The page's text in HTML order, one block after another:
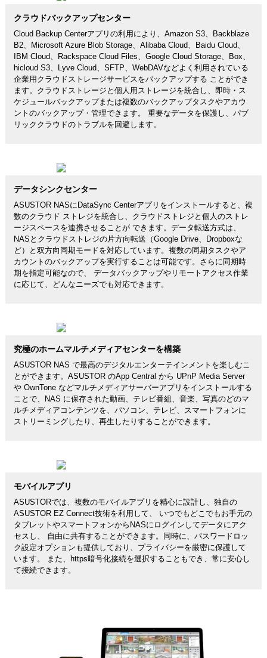
クラウドバックアップセンター
Cloud Backup Centerアプリの利用により、Amazon S3、Backblaze
B2、Microsoft Azure Blob Storage、Alibaba Cloud、Baidu Cloud、
IBM Cloud、Rackspace Cloud Files、Google Cloud Storage、Box、
hicloud S3、Lyve Cloud、SFTP、WebDAVなどよく利用されている
企業用クラウドストレージサービスをバックアップする ことができ
ます。クラウドストレージと個人用ストレージを統合し、即時・ス
ケジュールバックアップまたは複数のバックアップタスクやアカウ
ントのバックアップ・管理できます。 重要なデータを保護し、パブ
リッククラウドのトラブルを回避します。
データシンクセンター
ASUSTOR NASにDataSync Centerアプリをインストールすると、複
数のクラウド ストレジを統合し、クラウドストレジと個人のストレ
ージスペースを連携させることが できます。データ転送方式は、
NASとクラウドストレジの片方向転送（Google Drive、Dropboxな
ど）と双方向同期モードを対応しています。複数の同期タスクやア
カウントのバックアップを実行することは可能です。さらに同期時
期を指定可能なので、 データバックアップやリモートアクセス作業
に応じて、どんなニーズでも対応できます。
究極のホームマルチメディアセンターを構築
ASUSTOR NAS で最高のデジタルエンターテインメントを楽しむこ
とができます。ASUSTOR のApp Central から UPnP Media Server
や OwnTone などマルチメディアサーバーアプリをインストールする
ことで、NAS に保存された動画、テレビ番組、音楽、写真のどのマ
ルチメディアコンテンツを、パソコン、テレビ、スマートフォンに
ストリーミングしたり、再生したりすることができます。
モバイルアプリ
ASUSTORでは、複数のモバイルアプリを精心に設計し、独自の
ASUSTOR EZ Connect技術を利用して、 いつでもどこでもお手元の
タブレットやスマートフォンからNASにログインしてデータにアク
セスし、 自由に共有することができます。同時に、パスワードロッ
ク設定オプションも提供しており、プライバシーを厳密に保護して
います。 また、https暗号化接続を選択することもでき、常に安心し
て接続できます。